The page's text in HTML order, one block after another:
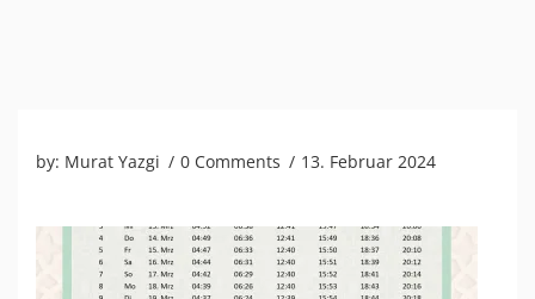
by: Murat Yazgi 0 Comments 13. Februar 2024